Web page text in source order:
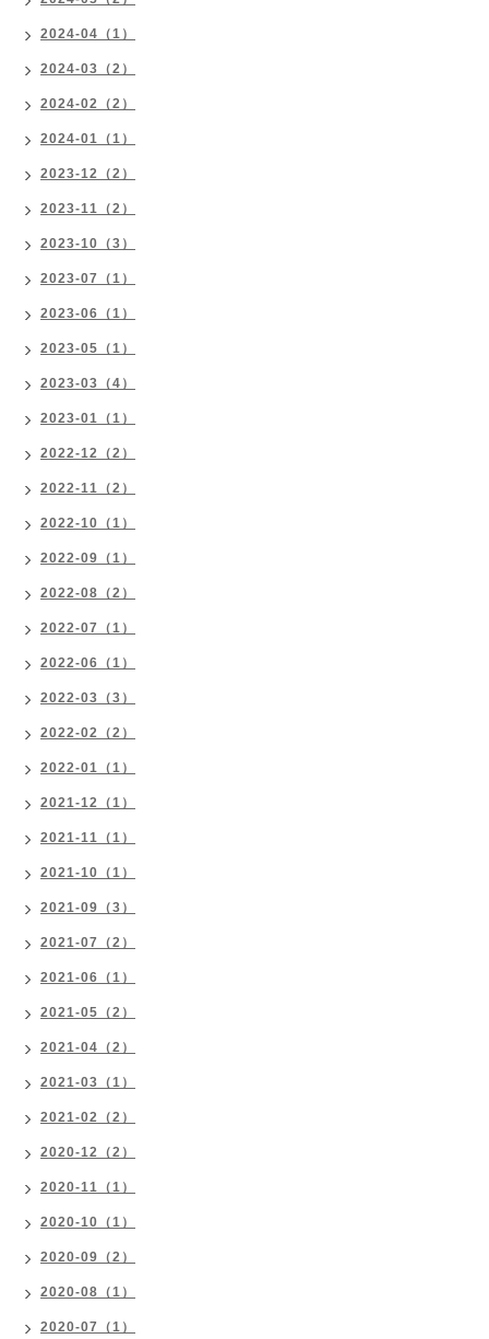
2024-04（1）
2024-03（2）
2024-02（2）
2024-01（1）
2023-12（2）
2023-11（2）
2023-10（3）
2023-07（1）
2023-06（1）
2023-05（1）
2023-03（4）
2023-01（1）
2022-12（2）
2022-11（2）
2022-10（1）
2022-09（1）
2022-08（2）
2022-07（1）
2022-06（1）
2022-03（3）
2022-02（2）
2022-01（1）
2021-12（1）
2021-11（1）
2021-10（1）
2021-09（3）
2021-07（2）
2021-06（1）
2021-05（2）
2021-04（2）
2021-03（1）
2021-02（2）
2020-12（2）
2020-11（1）
2020-10（1）
2020-09（2）
2020-08（1）
2020-07（1）